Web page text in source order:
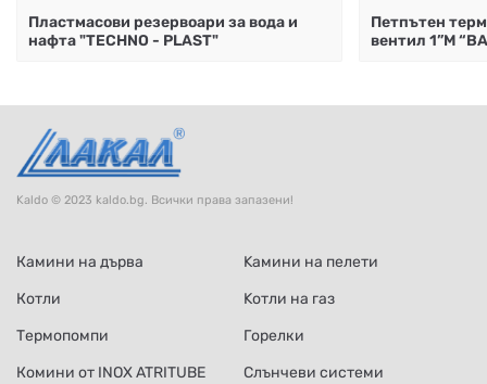
Пластмасови резервоари за вода и
нафта "TECHNO - PLAST"
Петпътен
вентил 1”М
Kaldo © 2023 kaldo.bg. Всички права запазени!
Камини на дърва
Kамини на пелети
Котли
Kотли на газ
Термопомпи
Горелки
Комини от INOX ATRITUBE
Слънчеви системи